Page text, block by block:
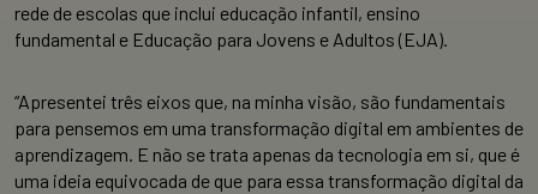
rede de escolas que inclui educação infantil, ensino
fundamental e Educação para Jovens e Adultos (EJA).
“Apresentei três eixos que, na minha visão, são fundamentais
para pensemos em uma transformação digital em ambientes de
aprendizagem. E não se trata apenas da tecnologia em si, que é
uma ideia equivocada de que para essa transformação digital da